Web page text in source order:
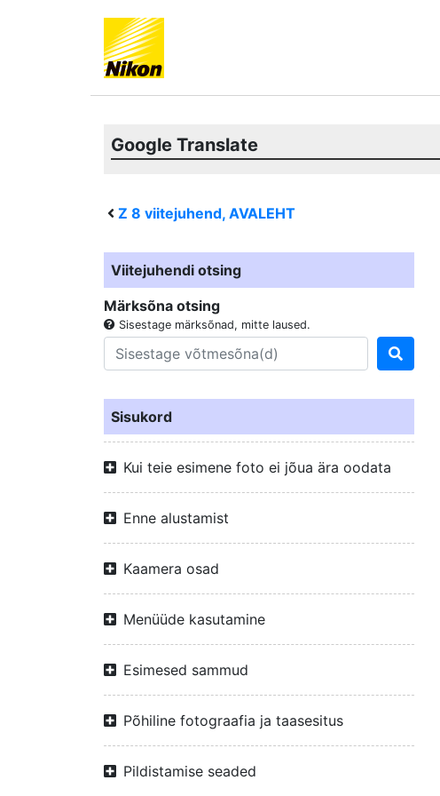
Google Translate
Z 8 viitejuhend, AVALEHT
Viitejuhendi otsing
Märksõna otsing
Sisestage märksõnad, mitte laused.
Sisukord
Kui teie esimene foto ei jõua ära oodata
Enne alustamist
Kaamera osad
Menüüde kasutamine
Esimesed sammud
Põhiline fotograafia ja taasesitus
Pildistamise seaded